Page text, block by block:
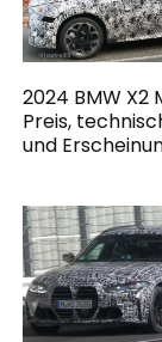
2024 BMW X2
Preis,
und